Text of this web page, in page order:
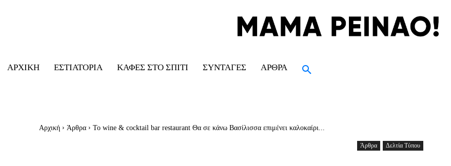
ΑΡΧΙΚΉ ΕΣΤΙΑΤΌΡΙΑ ΚΑΦΈΣ ΣΤΟ ΣΠΊΤΙ ΣΥΝΤΑΓΈΣ ΆΡΘΡΑ
Αρχική Άρθρα Το wine & cocktail bar restaurant Θα σε κάνω Βασίλισσα επιμένει καλοκαίρι...
Άρθρα Δελτία Τύπου